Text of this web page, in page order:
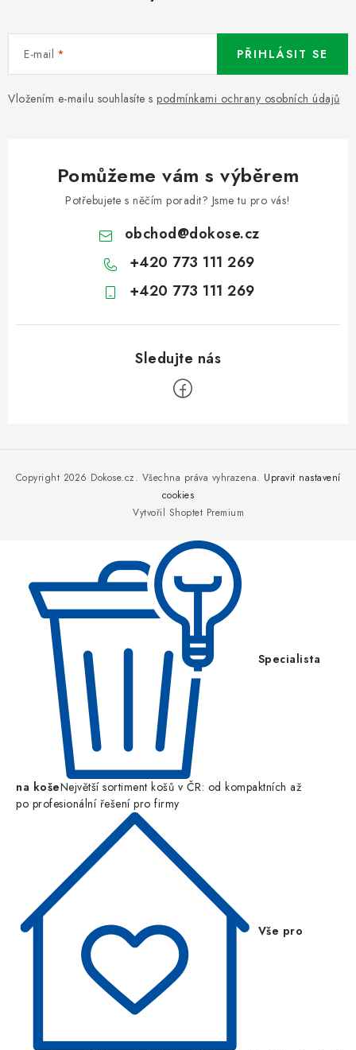
E-mail
Vložením e-mailu souhlasíte s podmínkami ochrany osobních údajů
PŘIHLÁSIT SE
Pomůžeme vám s výběrem
Potřebujete s něčím poradit? Jsme tu pro vás!
obchod@dokose.cz
+420 773 111 269
+420 773 111 269
Vytvořil Shoptet Premium
Copyright 2026 Dokose.cz. Všechna práva vyhrazena. Upravit nastavení
cookies
Specialista
na košeNejvětší sortiment košů v ČR: od kompaktních až
po profesionální řešení pro firmy
Vše pro